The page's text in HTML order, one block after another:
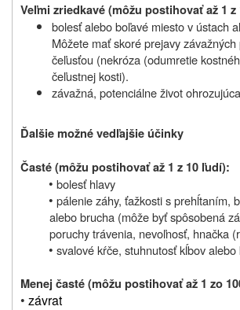
Veľmi zriedkavé (môžu postihovať až 1 z
bolesť alebo boľavé miesto v ústach
Môžete mať skoré prejavy
čeľusťou (nekróza (odumretie
čeľustnej kosti).
závažná, potenciálne život
Ďalšie možné vedľajšie účinky
Časté(môžu postihovať až 1 z 10 ľudí):
• bolesť hlavy
• pálenie záhy, ťažkosti s prehĺtaním,
alebo brucha (môže byť spôsobená
poruchy trávenia, nevoľnosť, hnačka
• svalové kŕče, stuhnutosť kĺbov
Menej časté(môžu postihovať až 1 zo
• závrat